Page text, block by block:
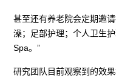
甚至还有养老院会定期邀
澡；足部护理；个人卫生
Spa。”
研究团队目前观察到的效果